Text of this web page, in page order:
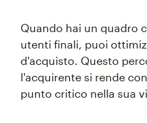
Quando hai un quadro
utenti finali, puoi
d'acquisto. Questo
l'acquirente si rende
punto critico nella sua